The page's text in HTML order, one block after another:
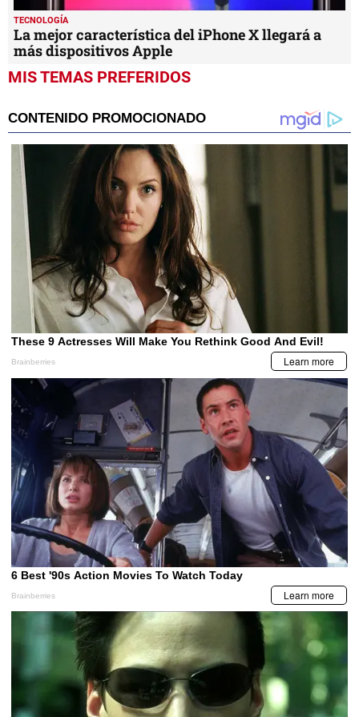
TECNOLOGÍA
La mejor característica del iPhone X llegará a
más dispositivos Apple
MIS TEMAS PREFERIDOS